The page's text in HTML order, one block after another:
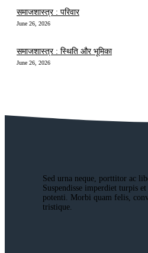
समाजशास्त्र : परिवार
June 26, 2026
समाजशास्त्र : स्थिति और भूमिका
June 26, 2026
Sed urna neque, porttitor ac
Suspendisse imperdiet turpis
potenti. Morbi quam felis,
tristique.